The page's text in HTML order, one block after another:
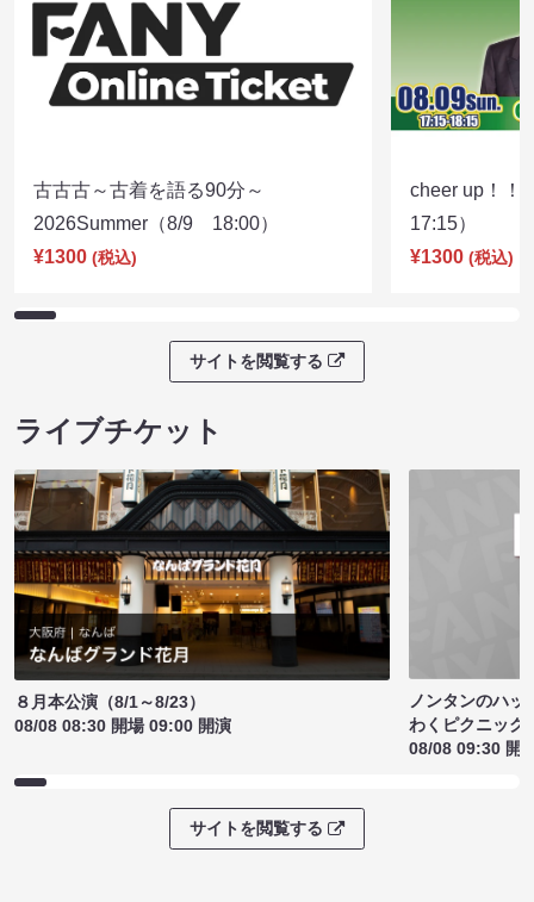
古古古～古着を語る90分～
2026Summer（8/9 18:00）
¥1300 (税込)
cheer up！
17:15）
¥1300 (税込)
サイトを閲覧する
ライブチケット
８月本公演（8/1～8/23）
08/08 08:30 開場 09:00 開演
ノンタンのハッ
わくピクニック
08/08 09:30 開
サイトを閲覧する